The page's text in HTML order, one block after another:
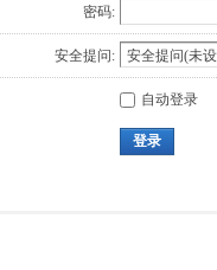
密码:
安全提问:
自动登录
登录